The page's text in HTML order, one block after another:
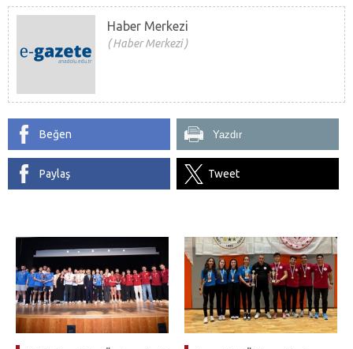
Haber Merkezi
Haber Merkezi
Beğen Yazdır
Paylaş Tweet